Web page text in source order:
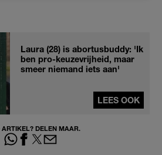
Laura (28) is abortusbuddy: 'Ik
ben pro-keuzevrijheid, maar
smeer niemand iets aan'
LEES OOK
ARTIKEL? DELEN MAAR.